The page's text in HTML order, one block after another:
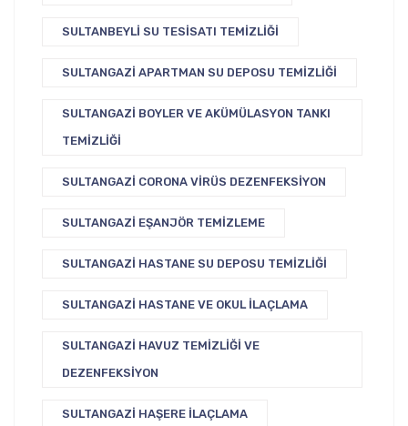
SULTANBEYLI SU TESISATI TEMIZLIĞI
SULTANGAZI APARTMAN SU DEPOSU TEMIZLIĞI
SULTANGAZI BOYLER VE AKÜMÜLASYON TANKI
TEMIZLIĞI
SULTANGAZI CORONA VIRÜS DEZENFEKSIYON
SULTANGAZI EŞANJÖR TEMIZLEME
SULTANGAZI HASTANE SU DEPOSU TEMIZLIĞI
SULTANGAZI HASTANE VE OKUL İLAÇLAMA
SULTANGAZI HAVUZ TEMIZLIĞI VE
DEZENFEKSIYON
SULTANGAZI HAŞERE İLAÇLAMA